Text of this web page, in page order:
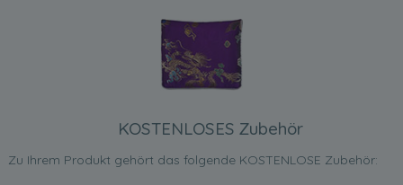
KOSTENLOSES Zubehör
Zu Ihrem Produkt gehört das folgende KOSTENLOSE Zubehör: